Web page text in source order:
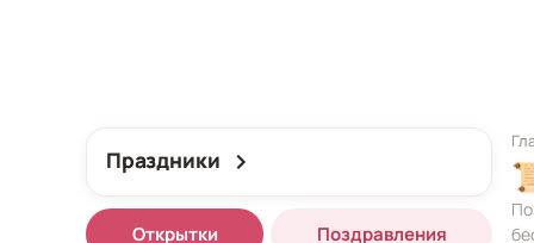
Праздники
Открытки Поздравления